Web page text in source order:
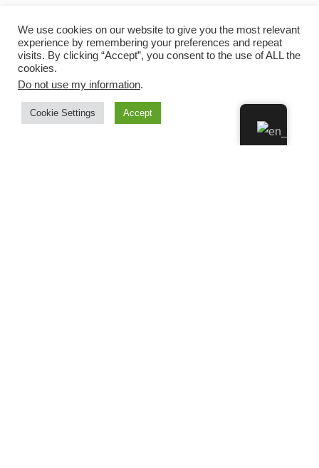
We use cookies on our website to give you the most relevant
experience by remembering your preferences and repeat
visits. By clicking “Accept”, you consent to the use of ALL the
cookies.
Do not use my information.
Cookie Settings Accept